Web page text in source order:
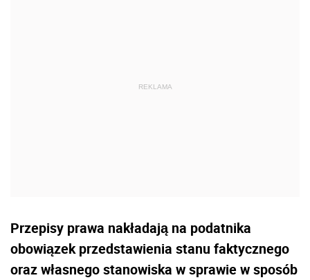
Przepisy prawa nakładają na podatnika
obowiązek przedstawienia stanu faktycznego
oraz własnego stanowiska w sprawie w sposób